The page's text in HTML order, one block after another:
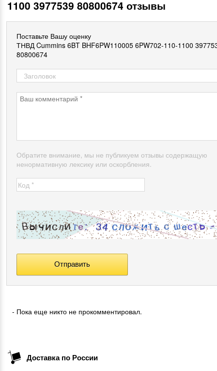
1100 3977539 80800674 отзывы
Поставьте Вашу оценку
ТНВД Cummins 6BT BHF6PW110005 6PW702-110-1100
80800674
Обратите внимание, мы не публикуем отзывы содержащую
ненормативную лексику или оскорбления.
- Пока еще никто не прокомментировал.
Доставка по России